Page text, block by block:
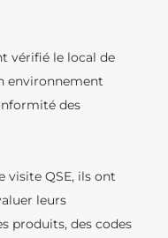
vérifié le local de
environnement
des
visite QSE, ils ont
leurs
produits, des codes